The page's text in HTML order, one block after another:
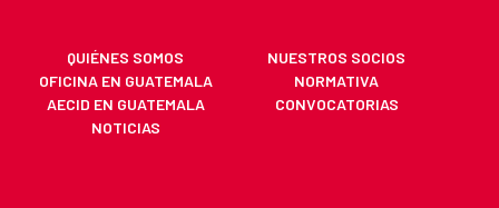
QUIÉNES SOMOS
NUESTROS SOCIOS
OFICINA EN GUATEMALA
NORMATIVA
AECID EN GUATEMALA
CONVOCATORIAS
NOTICIAS